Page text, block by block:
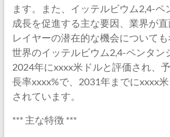
ます。また、イッテルビウム2,4-ペ
成長を促進する主な要因、業界が
レイヤーの潜在的な機会についても
世界のイッテルビウム2,4-ペンタン
2024年にxxxx米ドルと評価され、
長率xxxx%で、2031年までにxxxx
されています。
*** 主な特徴 ***